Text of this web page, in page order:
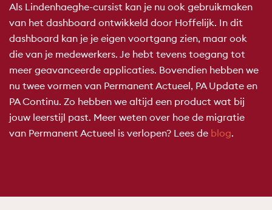
Als Lindenhaeghe-cursist kan je nu ook gebruikmaken
van het dashboard ontwikkeld door Hoffelijk. In dit
dashboard kan je je eigen voortgang zien, maar ook
die van je medewerkers. Je hebt tevens toegang tot
meer geavanceerde applicaties. Bovendien hebben we
nu twee vormen van Permanent Actueel, PA Update en
PA Continu. Zo hebben we altijd een product wat bij
jouw leerstijl past. Meer weten over hoe de migratie
van Permanent Actueel is verlopen? Lees de blog.